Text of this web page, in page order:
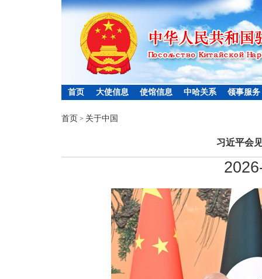
首页 大使信息 使馆信息 中哈关系 领事服务
首页 > 关于中国
习近平会